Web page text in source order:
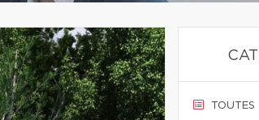
TOUTES